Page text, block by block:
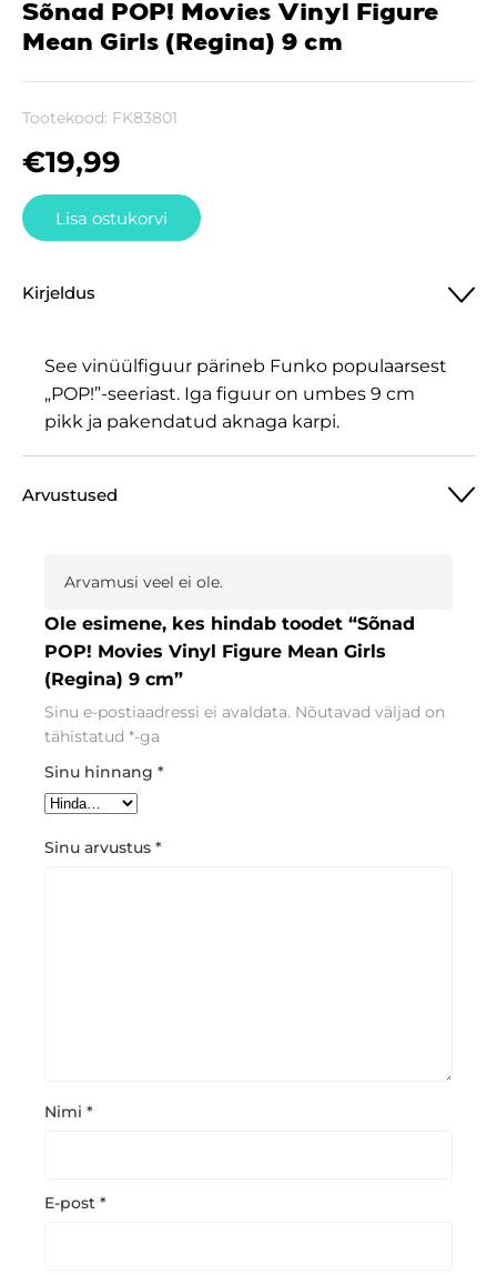
Sõnad POP! Movies Vinyl Figure
Mean Girls (Regina) 9 cm
Tootekood: FK83801
€19,99
Lisa ostukorvi
Kirjeldus
See vinüülfiguur pärineb Funko populaarsest
„POP!”-seeriast. Iga figuur on umbes 9 cm
pikk ja pakendatud aknaga karpi.
Arvustused
Arvamusi veel ei ole.
Ole esimene, kes hindab toodet “Sõnad
POP! Movies Vinyl Figure Mean Girls
(Regina) 9 cm”
Sinu e-postiaadressi ei avaldata. Nõutavad väljad on
tähistatud *-ga
Sinu hinnang *
Sinu arvustus *
Nimi *
E-post *